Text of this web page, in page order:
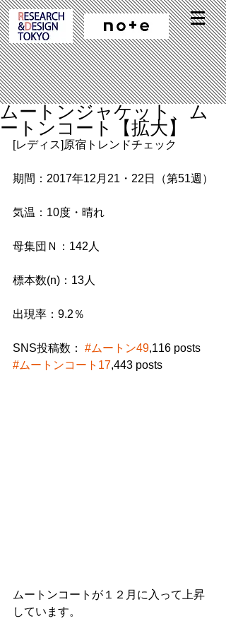
ムートンジャケット、ム
ートンコート【拡大】
[レディス]原宿トレンドチェック
期間：2017年12月21・22日（第51週）
気温：10度・晴れ
母集団Ｎ：142人
標本数(n)：13人
出現率：9.2％
SNS投稿数： #ムートン49,116 posts
#ムートンコート17,443 posts
ムートンコートが１２月に入って上昇
しています。